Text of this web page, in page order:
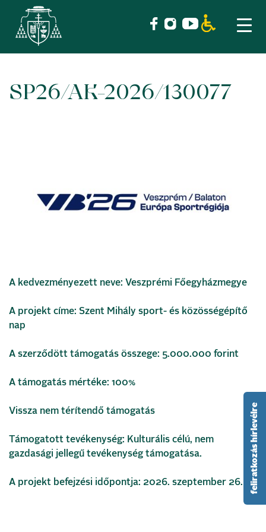
SkipSP26/AK-2026/130077
A kedvezményezett neve: Veszprémi Főegyházmegye
A projekt címe: Szent Mihály sport- és közösségépítő
nap
A szerződött támogatás összege: 5.000.000 forint
A támogatás mértéke: 100%
Vissza nem térítendő támogatás
Támogatott tevékenység: Kulturális célú, nem
gazdasági jellegű tevékenység támogatása.
A projekt befejzési időpontja: 2026. szeptember 26. feliratkozás hírlevélre